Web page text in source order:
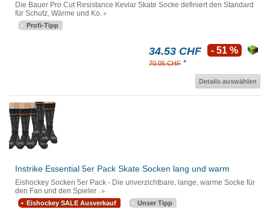
Die Bauer Pro Cut Resistance Kevlar Skate Socke definiert den Standard
für Schutz, Wärme und Ko.
Profi-Tipp
34.53 CHF
70.05 CHF *
- 51 %
Details auswählen
Instrike Essential 5er Pack Skate Socken lang und warm
Eishockey Socken 5er Pack - Die unverzichtbare, lange, warme Socke für
den Fan und den Spieler .
Eishockey SALE Ausverkauf Unser Tipp